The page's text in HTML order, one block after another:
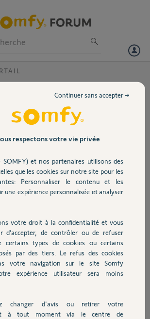
pro
blem
ans
on ne vous demandera rien sur ce coup.
un peu plus de mots, peut-être qu'on en fera la
respectons votre vie privée
SOMFY) et nos partenaires utilisons des
que les cookies sur notre site pour les
Personnaliser le contenu et les
une expérience personnalisée et analyser
votre droit à la confidentialité et vous
d’accepter, de contrôler ou de refuser
certains types de cookies ou certains
par des tiers. Le refus des cookies
votre navigation sur le site Somfy
expérience utilisateur sera moins
changer d'avis ou retirer votre
à tout moment via le centre de
Continuer sans accepter →